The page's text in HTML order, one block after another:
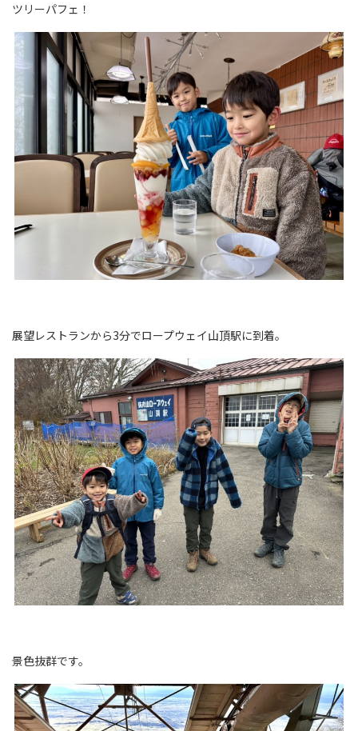
ツリーパフェ！
展望レストランから3分でロープウェイ山頂駅に到着。
景色抜群です。